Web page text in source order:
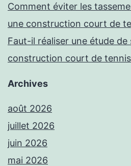
Comment éviter les
une construction court de
Faut-il réaliser une étude de
construction court de
Archives
août 2026
juillet 2026
juin 2026
mai 2026